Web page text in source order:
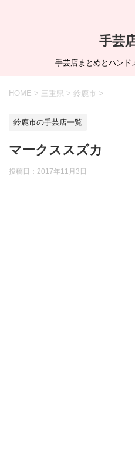
手芸
手芸店まとめとハンド
HOME > 三重県 > 鈴鹿市 >
鈴鹿市の手芸店一覧
マークススズカ
投稿日： 2017年11月3日